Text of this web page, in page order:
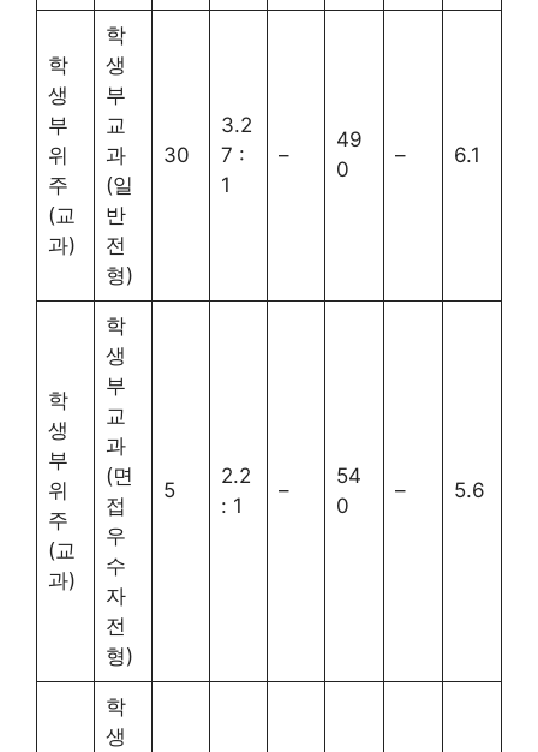
학
생
부
위
주
(교
과)
학
생
부
교
과
(일
반
전
형)
30
3.2
7 :
1
–
49
0
– 6.1
학
생
부
위
주
(교
과)
학
생
부
교
과
(면
접
우
수
자
전
형)
5
2.2
: 1
–
54
0
– 5.6
학
생